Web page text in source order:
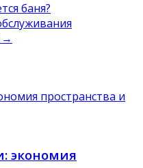
баня?
→
экономия